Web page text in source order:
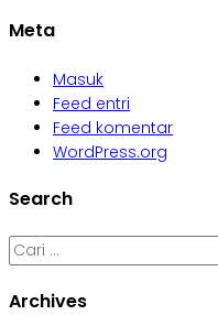
Meta
Masuk
Feed entri
Feed komentar
WordPress.org
Search
Cari
untuk:
Archives